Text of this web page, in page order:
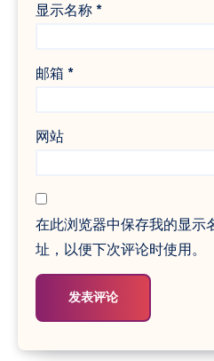
显示名称 *
邮箱 *
网站
在此浏览器中保存我的显示
址，以便下次评论时使用。